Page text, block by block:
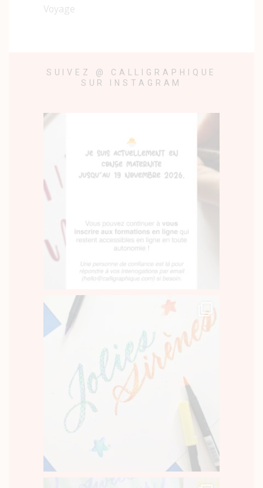
Voyage
SUIVEZ @ CALLIGRAPHIQUE
SUR INSTAGRAM